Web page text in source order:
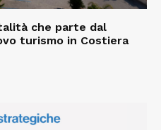
che parte dal
turismo in Costiera